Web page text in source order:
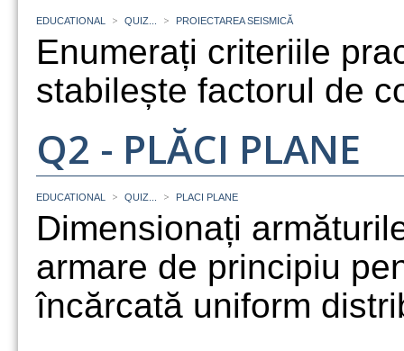
EDUCATIONAL > QUIZ... > PROIECTAREA SEISMICĂ
Enumerați criteriile
stabilește factorul de
Q2 - PLĂCI PLANE
EDUCATIONAL > QUIZ... > PLACI PLANE
Dimensionați
armare de principiu
încărcată uniform